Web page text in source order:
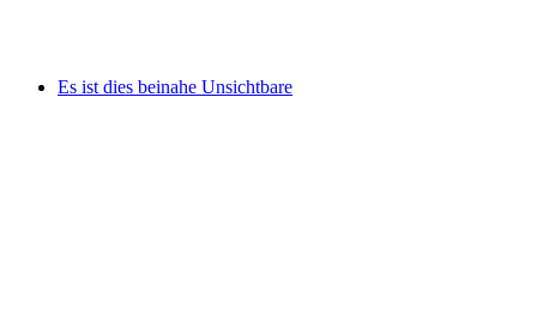
Es ist dies beinahe Unsichtbare